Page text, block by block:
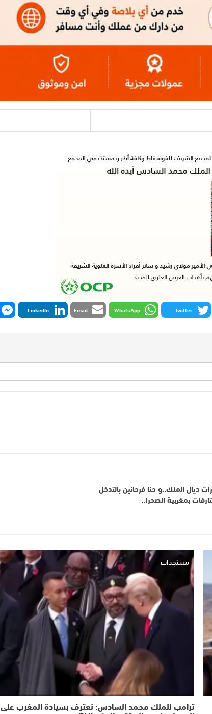
Twitter
WhatsApp
Email
LinkedIn
ديال الملك..و حنا فرحانين بالتدخل
بمغربية الصحرا..
مستجدات
ترامب للملك محمد السادس: نعترف بسيادة المغرب على